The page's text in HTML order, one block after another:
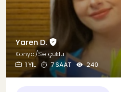
Yaren D.
Konya/Selçuklu
1 YIL
7 SAAT 240